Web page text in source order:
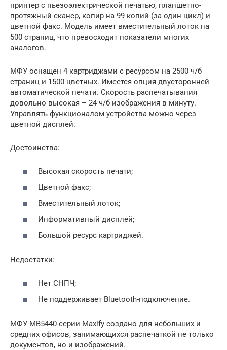
принтер с пьезоэлектрической печатью, планшетно-
протяжный сканер, копир на 99 копий (за один цикл) и
цветной факс. Модель имеет вместительный лоток на
500 страниц, что превосходит показатели многих
аналогов.
МФУ оснащен 4 картриджами с ресурсом на 2500 ч/б
страниц и 1500 цветных. Имеется опция двусторонней
автоматической печати. Скорость распечатывания
довольно высокая – 24 ч/б изображения в минуту.
Управлять функционалом устройства можно через
цветной дисплей.
Достоинства:
Высокая скорость печати;
Цветной факс;
Вместительный лоток;
Информативный дисплей;
Большой ресурс картриджей.
Недостатки:
Нет СНПЧ;
Не поддерживает Bluetooth-подключение.
МФУ MB5440 серии Maxify создано для небольших и
средних офисов, занимающихся распечаткой не только
документов, но и изображений.